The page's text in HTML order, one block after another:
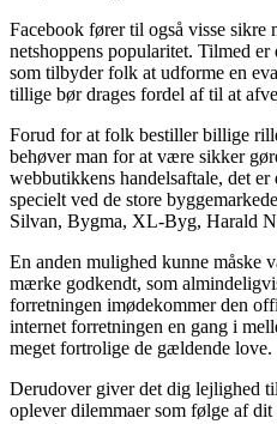
Facebook fører til også visse sikre
netshoppens popularitet. Tilmed
som tilbyder folk at udforme en
tillige bør drages fordel af til at
Forud for at folk bestiller billige
behøver man for at være sikker
webbutikkens handelsaftale, det
specielt ved de store
Silvan, Bygma, XL-Byg, Harald
En anden mulighed kunne måske
mærke godkendt, som
forretningen imødekommer den
internet forretningen en gang i
meget fortrolige de gældende love.
Derudover giver det dig lejlighed
oplever dilemmaer som følge af